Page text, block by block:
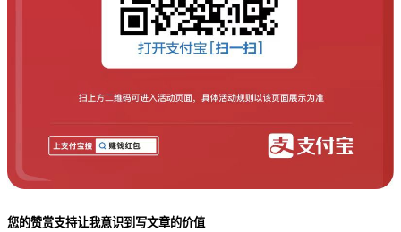
您的赞赏支持让我意识到写文章的价值